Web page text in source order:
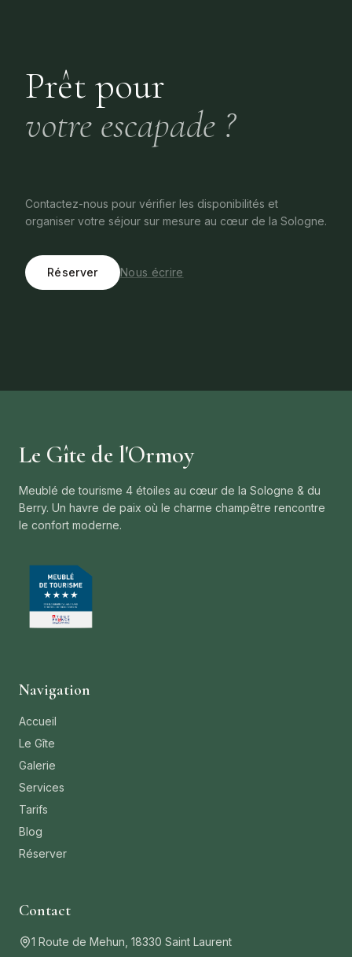
Prêt pour
votre escapade ?
Contactez-nous pour vérifier les disponibilités et
organiser votre séjour sur mesure au cœur de la Sologne.
Réserver Nous écrire
Le Gîte de l'Ormoy
Meublé de tourisme 4 étoiles au cœur de la Sologne & du
Berry. Un havre de paix où le charme champêtre rencontre
le confort moderne.
Navigation
Accueil
Le Gîte
Galerie
Services
Tarifs
Blog
Réserver
Contact
1 Route de Mehun, 18330 Saint Laurent